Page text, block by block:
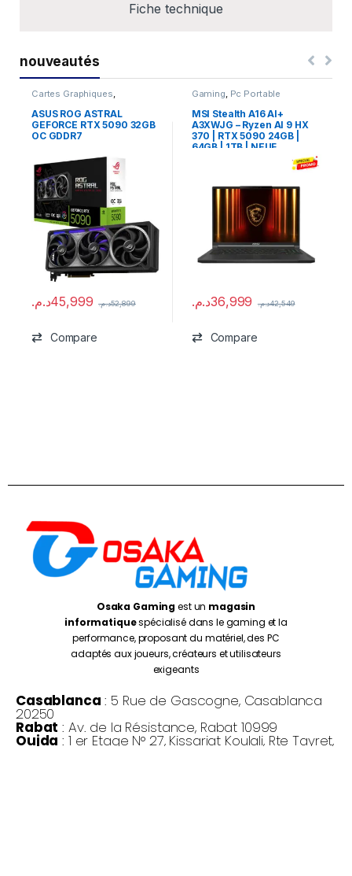
Fiche technique
nouveautés
Cartes Graphiques,
ASUS ROG ASTRAL
GEFORCE RTX 5090 32GB
OC GDDR7
45,999د.م. 52,899د.م.
Compare
Gaming, Pc Portable
MSI Stealth A16 AI+
A3XWJG – Ryzen AI 9 HX
370 | RTX 5090 24GB |
64GB | 1TB | NEUF
36,999د.م. 42,549د.م.
Compare
Osaka Gamingest un magasin
informatiquespécialisé dans le gaming et la
performance, proposant du matériel, des PC
adaptés aux joueurs, créateurs et utilisateurs
exigeants
Casablanca : 5 Rue de Gascogne, Casablanca
20250
Rabat : Av. de la Résistance, Rabat 10999
Oujda : 1 er Etage N° 27, Kissariat Koulali, Rte Tayret,